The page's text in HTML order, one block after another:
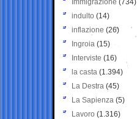
Immigrazione (734)
indulto (14)
inflazione (26)
Ingroia (15)
Interviste (16)
la casta (1.394)
La Destra (45)
La Sapienza (5)
Lavoro (1.316)